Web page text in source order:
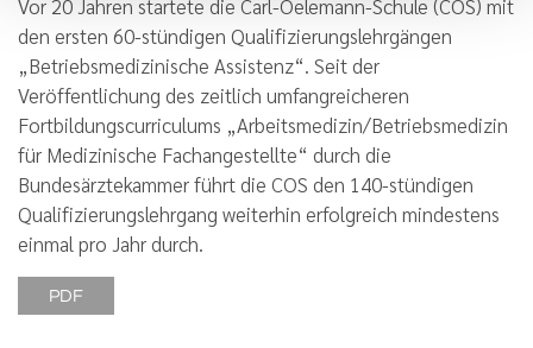
Vor 20 Jahren startete die Carl-Oelemann-Schule (COS) mit
den ersten 60-stündigen Qualifizierungslehrgängen
„Betriebsmedizinische Assistenz“. Seit der
Veröffentlichung des zeitlich umfangreicheren
Fortbildungscurriculums „Arbeitsmedizin/Betriebsmedizin
für Medizinische Fachangestellte“ durch die
Bundesärztekammer führt die COS den 140-stündigen
Qualifizierungslehrgang weiterhin erfolgreich mindestens
einmal pro Jahr durch.
PDF